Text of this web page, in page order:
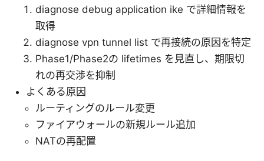
diagnose debug application ike で詳細情報を
取得
diagnose vpn tunnel list で再接続の原因を特定
Phase1/Phase2の lifetimes を見直し、期限切
れの再交渉を抑制
よくある原因
ルーティングのルール変更
ファイアウォールの新規ルール追加
NATの再配置